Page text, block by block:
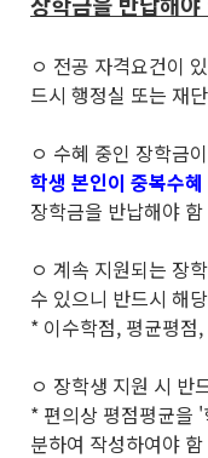
ㅇ 전공 자격요건이
드시 행정실 또는 재
ㅇ 수혜 중인 장학금
학생 본인이 중복수
장학금을 반납해야 함
ㅇ 계속 지원되는 장
수 있으니 반드시 해
* 이수학점, 평균평점
ㅇ 장학생 지원 시 반
* 편의상 평점평균을
분하여 작성하여야